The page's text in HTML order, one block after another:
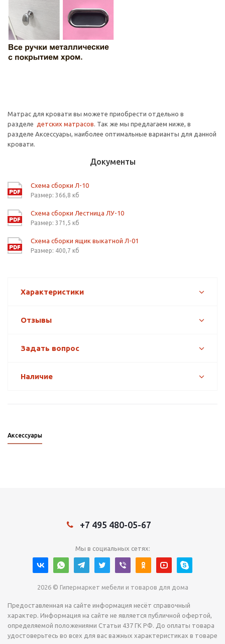
Матрас для кровати вы можете приобрести отдельно в
разделе детских матрасов. Так же мы предлагаем ниже, в
разделе Аксессуары, наиболее оптимальные варианты для данной
кровати.
Документы
Схема сборки Л-10
Размер: 366,8 кб
Схема сборки Лестница ЛУ-10
Размер: 371,5 кб
Схема сборки ящик выкатной Л-01
Размер: 400,7 кб
Характеристики
Отзывы
Задать вопрос
Наличие
Аксессуары
+7 495 480-05-67
Мы в социальных сетях:
2026 © Гипермаркет мебели и товаров для дома
Предоставленная на сайте информация несёт справочный
характер. Информация на сайте не является публичной офертой,
определяемой положениями Статьи 437 ГК РФ. До оплаты товара
удостоверьтесь во всех для вас важных характеристиках в товаре